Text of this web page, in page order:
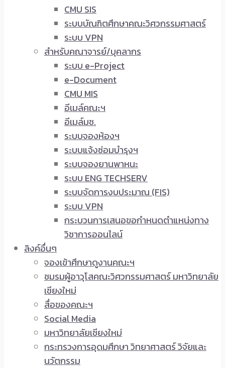
CMU SIS
ระบบบัณฑิตศึกษาคณะวิศวกรรมศาสตร์
ระบบ VPN
สำหรับคณาจารย์/บุคลากร
ระบบ e-Project
e-Document
CMU MIS
อีเมล์คณะฯ
อีเมล์มช.
ระบบจองห้องฯ
ระบบแจ้งซ่อมบำรุงฯ
ระบบจองยานพาหนะ
ระบบ ENG TECHSERV
ระบบจัดการงบประมาณ (FIS)
ระบบ VPN
กระบวนการเสนอขอกำหนดตำแหน่งทาง
วิชาการออนไลน์
ลิงค์อื่นๆ
จองเข้าศึกษาดูงานคณะฯ
ชมรมผู้อาวุโสคณะวิศวกรรมศาสตร์ มหาวิทยาลัย
เชียงใหม่
สื่อของคณะฯ
Social Media
มหาวิทยาลัยเชียงใหม่
กระทรวงการอุดมศึกษา วิทยาศาสตร์ วิจัยและ
นวัตกรรม